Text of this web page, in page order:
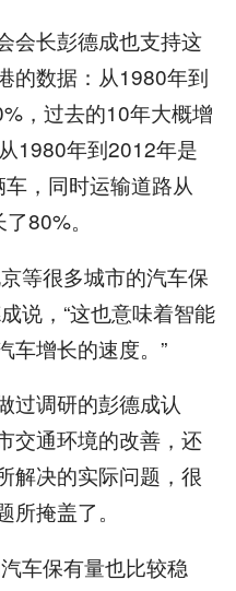
长彭德成也支持这
的数据：从1980年到
，过去的10年大概增
1980年到2012年是
，同时运输道路从
80%。
等很多城市的汽车保
说，“这也意味着智能
车增长的速度。”
调研的彭德成认
交通环境的改善，还
解决的实际问题，很
掩盖了。
车保有量也比较稳